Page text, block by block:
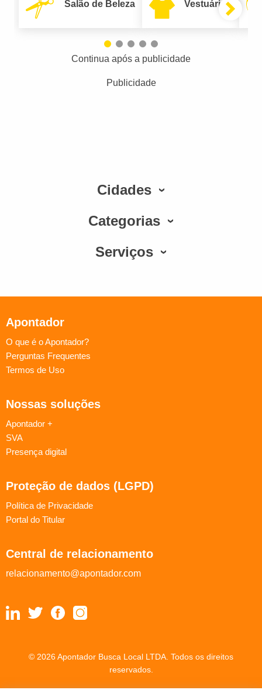
Salão de Beleza Vestuário
Continua após a publicidade
Publicidade
Cidades
Categorias
Serviços
Apontador
O que é o Apontador?
Perguntas Frequentes
Termos de Uso
Nossas soluções
Apontador +
SVA
Presença digital
Proteção de dados (LGPD)
Política de Privacidade
Portal do Titular
Central de relacionamento
relacionamento@apontador.com
© 2026 Apontador Busca Local LTDA. Todos os direitos
reservados.